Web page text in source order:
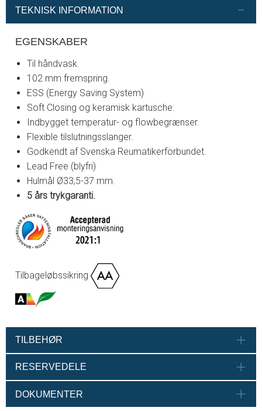
TEKNISK INFORMATION
EGENSKABER
Til håndvask.
102 mm fremspring.
ESS (Energy Saving System)
Soft Closing og keramisk kartusche.
Indbygget temperatur- og flowbegrænser.
Flexible tilslutningsslanger.
Godkendt af Svenska Reumatikerförbundet.
Lead Free (blyfri)
Hulmål Ø33,5-37 mm.
5 års trykgaranti.
Tilbageløbssikring
TILBEHØR
RESERVEDELE
DOKUMENTER